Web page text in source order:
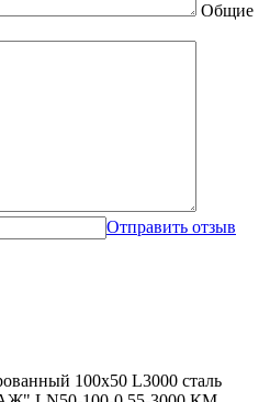
Общие
Отправить отзыв
100х50 L3000 сталь